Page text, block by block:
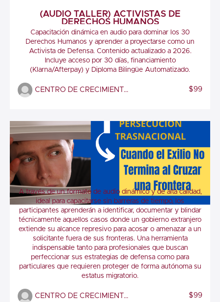
(AUDIO TALLER) ACTIVISTAS DE
DERECHOS HUMANOS
Capacitación dinámica en audio para dominar los 30
Derechos Humanos y aprender a proyectarse como un
Activista de Defensa. Contenido actualizado a 2026.
Incluye acceso por 30 días, financiamiento
(Klarna/Afterpay) y Diploma Bilingüe Automatizado.
CENTRO DE CRECIMIENTO AL INMIGRANTE $99
(AUDIO TALLER) PERSECUCIÓN
TRASNACIONAL
A través de un formato de audio dinámico y de alta calidad,
ideal para capacitarse sin barreras de tiempo, los
participantes aprenderán a identificar, documentar y blindar
técnicamente aquellos casos donde un gobierno extranjero
extiende su alcance represivo para acosar o amenazar a un
solicitante fuera de sus fronteras. Una herramienta
indispensable tanto para profesionales que buscan
perfeccionar sus estrategias de defensa como para
particulares que requieren proteger de forma autónoma su
estatus migratorio.
CENTRO DE CRECIMIENTO AL INMIGRANTE $99